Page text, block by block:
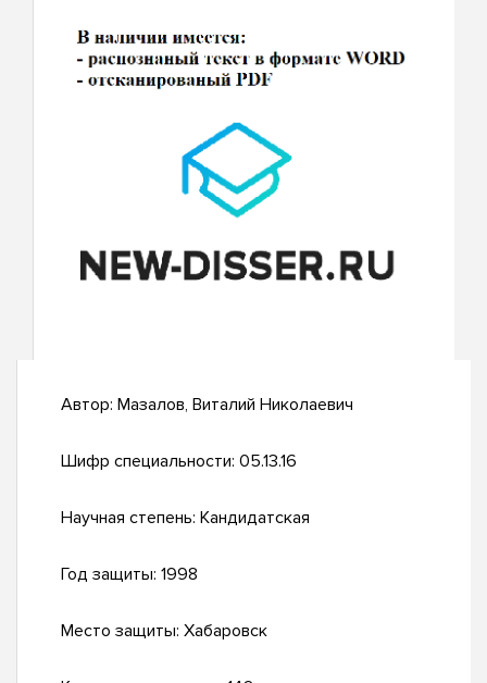
Автор: Мазалов, Виталий Николаевич
Шифр специальности: 05.13.16
Научная степень: Кандидатская
Год защиты: 1998
Место защиты: Хабаровск